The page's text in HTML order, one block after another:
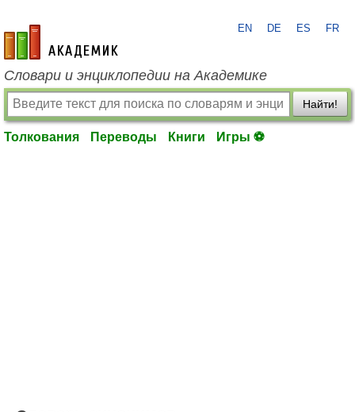
academic.ru
EN DE ES FR
Словари и энциклопедии на Академике
Найти!
Толкования Переводы Книги Игры ⚽